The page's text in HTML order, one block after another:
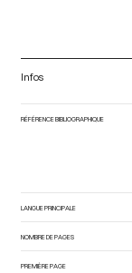
Infos
RÉFÉRENCE BIBLIOGRAPHIQUE
LANGUE PRINCIPALE
NOMBRE DE PAGES
PREMIÈRE PAGE